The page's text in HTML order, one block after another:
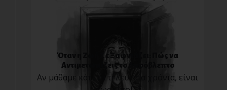
Όταν η Ζωή Σε Ξαφνιάζει: Πώς να
Αντιμετωπίζεις το Απρόβλεπτο
Αν μάθαμε κάτι τα τελευταία χρόνια, είναι